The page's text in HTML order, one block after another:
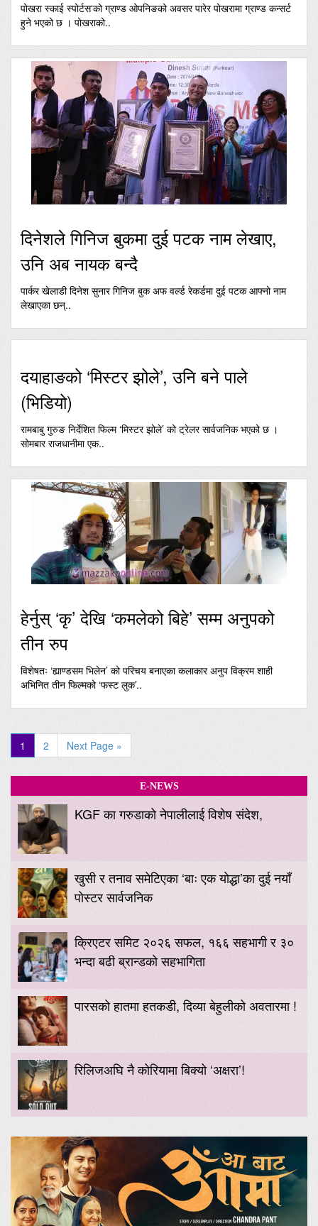
पोखरा स्काई स्पोर्टस‘को ग्राण्ड ओपनिङको अवसर पारेर पोखरामा ग्राण्ड कन्सर्ट
हुने भएको छ । पोखराको..
दिनेशले गिनिज बुकमा दुई पटक नाम लेखाए,
उनि अब नायक बन्दै
पार्कर खेलाडी दिनेश सुनार गिनिज बुक अफ वर्ल्ड रेकर्डमा दुई पटक आफ्नो नाम
लेखाएका छन्..
दयाहाङको ‘मिस्टर झोले’, उनि बने पाले
(भिडियो)
रामबाबु गुरुङ निर्देशित फिल्म ‘मिस्टर झोले’ को ट्रेलर सार्वजनिक भएको छ ।
सोमबार राजधानीमा एक..
हेर्नुस् ‘कृ’ देखि ‘कमलेको बिहे’ सम्म अनुपको
तीन रुप
विशेषतः ‘ह्याण्डसम भिलेन’ को परिचय बनाएका कलाकार अनुप विक्रम शाही
अभिनित तीन फिल्मको ‘फस्ट लुक’..
1 2 Next Page »
E-NEWS
KGF का गरुडाको नेपालीलाई विशेष संदेश,
खुसी र तनाव समेटिएका ‘बाः एक योद्धा’का दुई नयाँ
पोस्टर सार्वजनिक
क्रिएटर समिट २०२६ सफल, १६६ सहभागी र ३०
भन्दा बढी ब्रान्डको सहभागिता
पारसको हातमा हतकडी, दिव्या बेहुलीको अवतारमा !
रिलिजअघि नै कोरियामा बिक्यो ‘अक्षरा’!